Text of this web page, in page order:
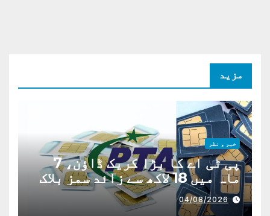
مزید
خبر و نظر
پی ٹی اے کا بڑا کریک ڈاؤن، 7
ماہ میں 18 لاکھ سے زائد سمز بلاک
04/08/2026